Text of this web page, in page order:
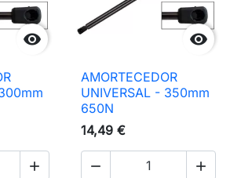



AMORTECEDOR
UNIVERSAL - 350mm
650N
14,49 €
 